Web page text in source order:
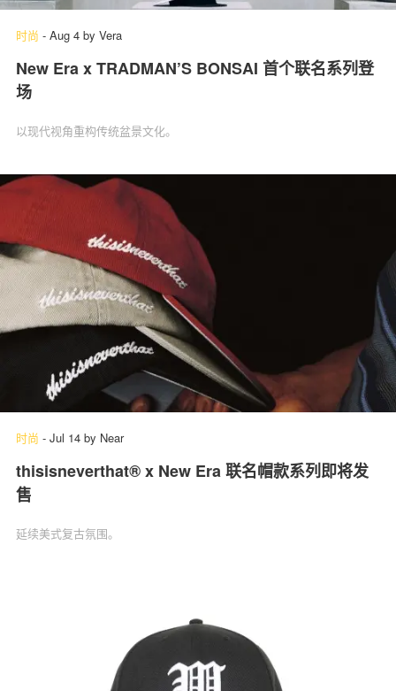
时尚 - Aug 4 by Vera
New Era x TRADMAN’S BONSAI 首个联名系列登
场
以现代视角重构传统盆景文化。
时尚 - Jul 14 by Near
thisisneverthat® x New Era 联名帽款系列即将发
售
延续美式复古氛围。